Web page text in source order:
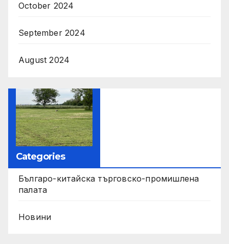
October 2024
September 2024
August 2024
Categories
Българо-китайска търговско-промишлена
палата
Новини